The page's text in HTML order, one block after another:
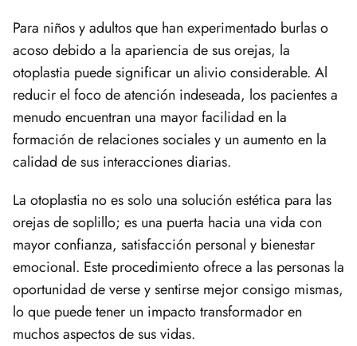
Para niños y adultos que han experimentado burlas o
acoso debido a la apariencia de sus orejas, la
otoplastia puede significar un alivio considerable. Al
reducir el foco de atención indeseada, los pacientes a
menudo encuentran una mayor facilidad en la
formación de relaciones sociales y un aumento en la
calidad de sus interacciones diarias.
La otoplastia no es solo una solución estética para las
orejas de soplillo; es una puerta hacia una vida con
mayor confianza, satisfacción personal y bienestar
emocional. Este procedimiento ofrece a las personas la
oportunidad de verse y sentirse mejor consigo mismas,
lo que puede tener un impacto transformador en
muchos aspectos de sus vidas.